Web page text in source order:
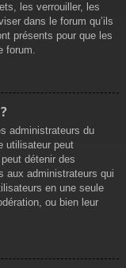
les verrouiller, les
dans le forum qu’ils
présents pour que les
forum.
administrateurs du
utilisateur peut
détenir des
aux administrateurs qui
en une seule
ou bien leur